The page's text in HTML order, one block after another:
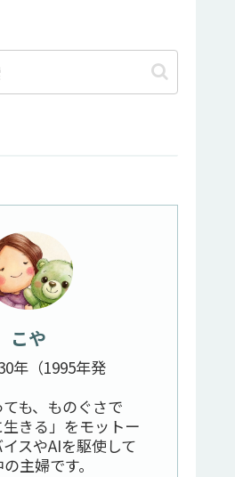
こや
年（1995年発
ても、ものぐさで
きる」をモットー
スやAIを駆使して
主婦です。